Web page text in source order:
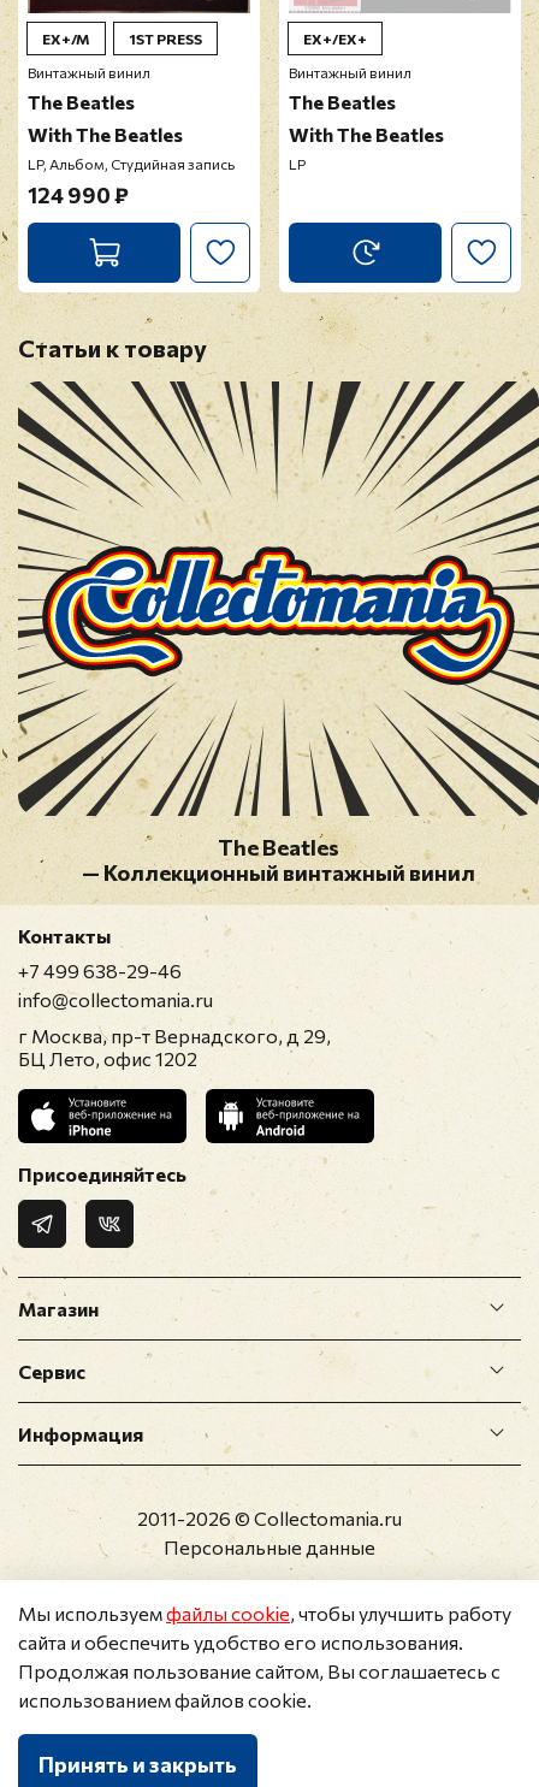
EX+/M
1ST PRESS
Винтажный винил
The Beatles
With The Beatles
LP, Альбом, Студийная запись
124 990 ₽
EX+/EX+
Винтажный винил
The Beatles
With The Beatles
LP
Статьи к товару
The Beatles
— Коллекционный винтажный винил
Магазин
Сервис
Информация
Контакты
+7 499 638-29-46
info@collectomania.ru
г Москва, пр-т Вернадского, д 29,
БЦ Лето, офис 1202
Присоединяйтесь
2011-2026 © Collectomania.ru
Персональные данные
Мы используемфайлы cookie, чтобы улучшить работу
сайта и обеспечить удобство его использования.
Продолжая пользование сайтом, Вы соглашаетесь с
использованием файлов cookie.
Принять и закрыть